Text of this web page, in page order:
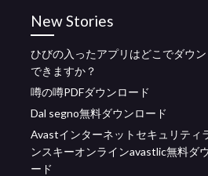
New Stories
ひびの入ったアプリはどこでダウ
できますか？
噂の噂PDFダウンロード
Dal segno無料ダウンロード
Avastインターネットセキュリティ
ンスキーオンラインavastlic無料ダ
ード